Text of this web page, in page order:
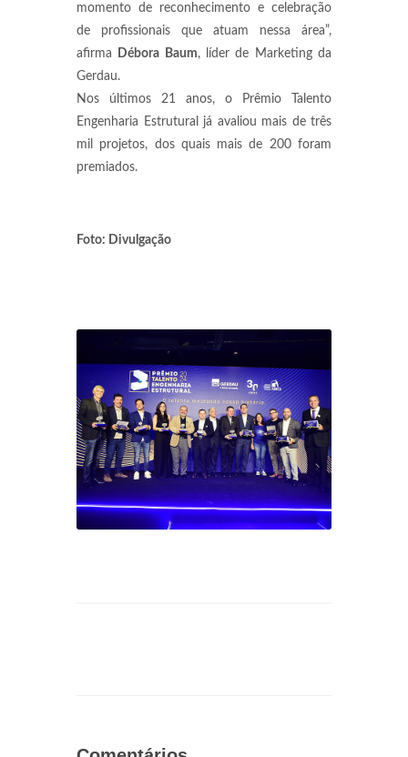
momento de reconhecimento e celebração
de profissionais que atuam nessa área”,
afirma
Débora Baum, líder de Marketing da
Gerdau.
Nos últimos 21 anos, o Prêmio Talento
Engenharia Estrutural já avaliou mais de três
mil projetos, dos quais mais de 200 foram
premiados.
Foto: Divulgação